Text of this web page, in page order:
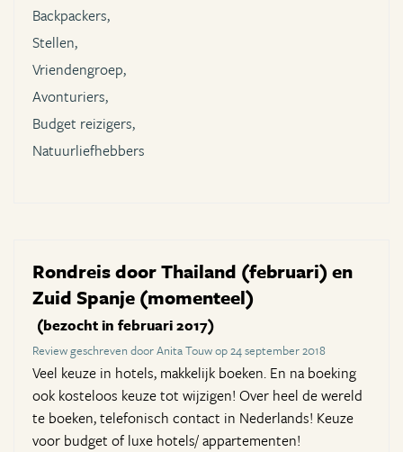
Backpackers,
Stellen,
Vriendengroep,
Avonturiers,
Budget reizigers,
Natuurliefhebbers
Rondreis door Thailand (februari) en
Zuid Spanje (momenteel)
(bezocht in februari 2017)
Review geschreven door Anita Touw op 24 september 2018
Veel keuze in hotels, makkelijk boeken. En na boeking
ook kosteloos keuze tot wijzigen! Over heel de wereld
te boeken, telefonisch contact in Nederlands! Keuze
voor budget of luxe hotels/ appartementen!